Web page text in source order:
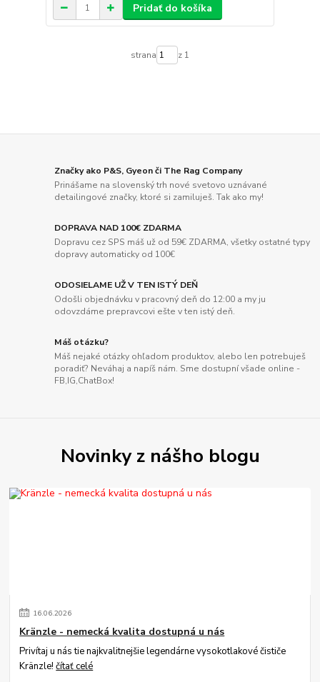
Pridať do košíka
strana z 1
Značky ako P&S, Gyeon či The Rag Company
Prinášame na slovenský trh nové svetovo uznávané
detailingové značky, ktoré si zamiluješ. Tak ako my!
DOPRAVA NAD 100€ ZDARMA
Dopravu cez SPS máš už od 59€ ZDARMA, všetky ostatné typy
dopravy automaticky od 100€
ODOSIELAME UŽ V TEN ISTÝ DEŇ
Odošli objednávku v pracovný deň do 12:00 a my ju
odovzdáme prepravcovi ešte v ten istý deň.
Máš otázku?
Máš nejaké otázky ohľadom produktov, alebo len potrebuješ
poradiť? Neváhaj a napíš nám. Sme dostupní všade online -
FB,IG,ChatBox!
Novinky z nášho blogu
16.06.2026
Kränzle - nemecká kvalita dostupná u nás
Privítaj u nás tie najkvalitnejšie legendárne vysokotlakové čističe
Kränzle!čítať celé